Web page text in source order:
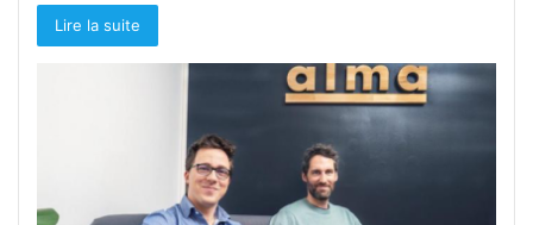
Lire la suite